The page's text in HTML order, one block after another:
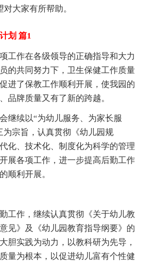
大家有所帮助。
划 篇1
工作在各级领导的正确指导和大力
的共同努力下，卫生保健工作质量
进了保教工作顺利开展，使我园的
品牌质量又有了新的跨越。
继续以“为幼儿服务、为家长服
为宗旨，认真贯彻《幼儿园规
化、技术化、制度化为科学的管理
展各项工作，进一步提高后勤工作
顺利开展。
工作，继续认真贯彻《关于幼儿教
见》及《幼儿园教育指导纲要》的
胆实践为动力，以教科研为先导，
量为根本，以促进幼儿富有个性健